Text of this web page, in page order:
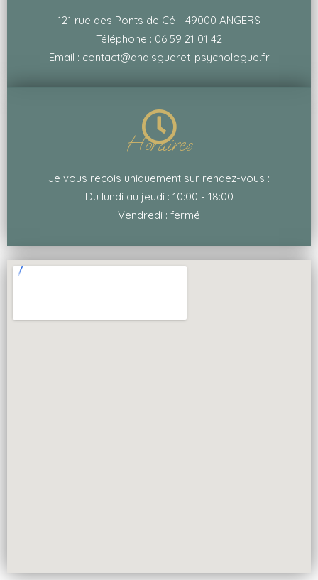
121 rue des Ponts de Cé - 49000 ANGERS
Téléphone : 06 59 21 01 42
Email : contact@anaisgueret-psychologue.fr
Horaires
Je vous reçois uniquement sur rendez-vous :
Du lundi au jeudi : 10:00 - 18:00
Vendredi : fermé